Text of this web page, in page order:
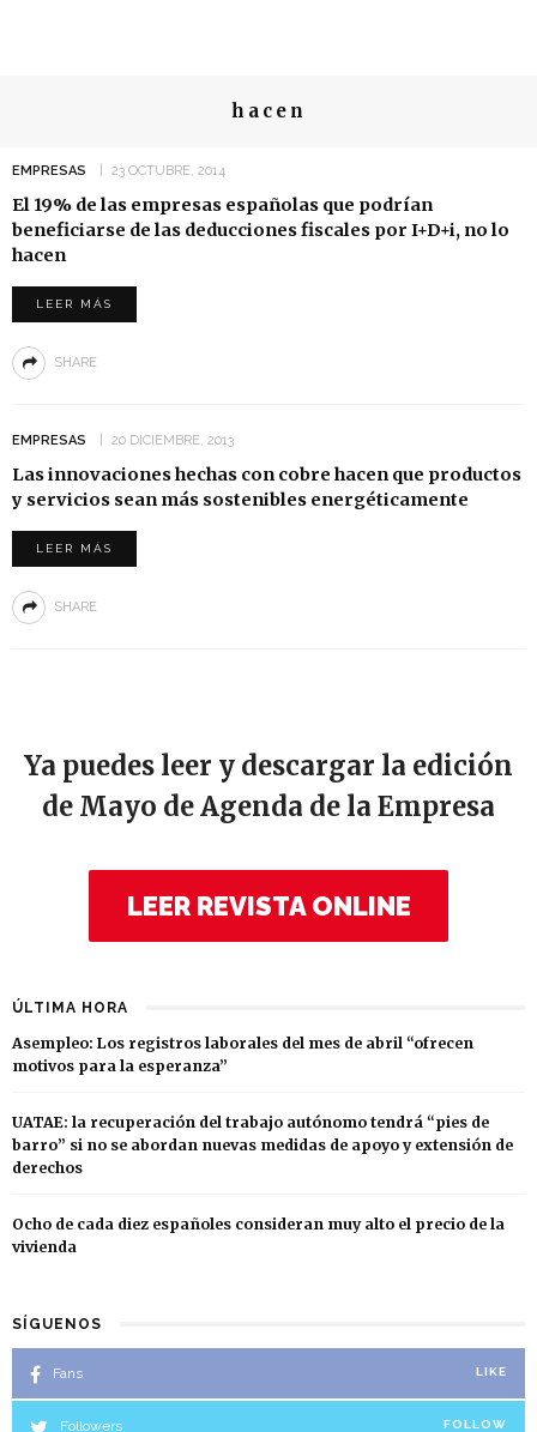
hacen
EMPRESAS 23 OCTUBRE, 2014
El 19% de las empresas españolas que podrían
beneficiarse de las deducciones fiscales por I+D+i, no lo
hacen
LEER MÁS
SHARE
EMPRESAS 20 DICIEMBRE, 2013
Las innovaciones hechas con cobre hacen que productos
y servicios sean más sostenibles energéticamente
LEER MÁS
SHARE
Ya puedes leer y descargar la edición
de Mayo de Agenda de la Empresa
LEER REVISTA ONLINE
ÚLTIMA HORA
Asempleo: Los registros laborales del mes de abril “ofrecen
motivos para la esperanza”
UATAE: la recuperación del trabajo autónomo tendrá “pies de
barro” si no se abordan nuevas medidas de apoyo y extensión de
derechos
Ocho de cada diez españoles consideran muy alto el precio de la
vivienda
SÍGUENOS
Fans LIKE
Followers FOLLOW